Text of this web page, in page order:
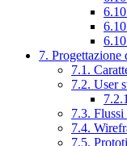
7. Progettazione
7.1.
7.2. User
7.3.
7.4.
7.5.